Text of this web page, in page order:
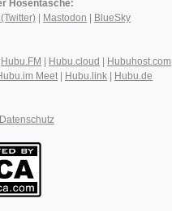
Hosentasche:
Mastodon BlueSky
Hubu.FM Hubu.cloud Hubuhost.com
Meet| Hubu.link
Hubu.de
Datenschutz